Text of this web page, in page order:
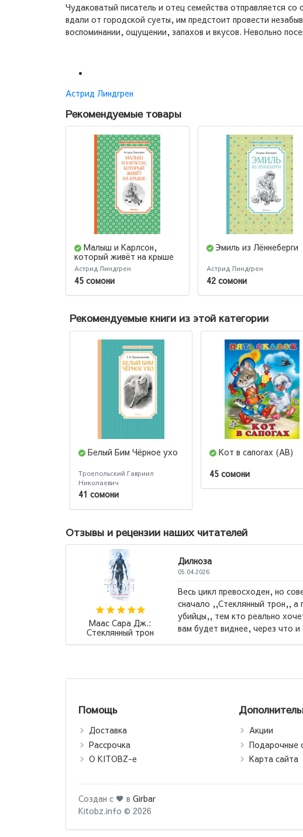
Чудаковатый писатель и отец семейства отправляется
вдали от городской суеты, им предстоит провести
воспоминании, ощущении, запахов и вкусов. Невольно
Астрид Линдгрен
Рекомендуемые товары
Малыш и Карлсон,
который живёт на крыше
Астрид Линдгрен
45 сомони
Эмиль из Лённеберги
Астрид Линдгрен
42 сомони
Рекомендуемые книги из этой категории
Белый Бим Чёрное ухо
Троепольский Гавриил
Николаевич
41 сомони
Кот в сапогах (AB)
45 сомони
Отзывы и рецензии наших читателей
хочет бурю эмоций, так
Маас Сара Дж.:
Стеклянный трон
могу сказать,
цикл, и я
книга
было как
Помощь
Доставка
Рассрочка
О KITOBZ-е
Акции
Подарочные
Карта сайта
Создан с ♥ в Girbar
Kitobz.info © 2026